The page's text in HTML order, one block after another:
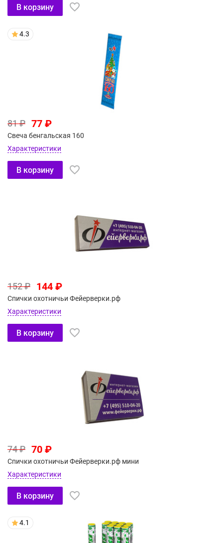
В корзину
4.3
81 ₽ 77 ₽
Свеча бенгальская 160
Характеристики
В корзину
152 ₽ 144 ₽
Спички охотничьи Фейерверки.рф
Характеристики
В корзину
74 ₽ 70 ₽
Спички охотничьи Фейерверки.рф мини
Характеристики
В корзину
4.1